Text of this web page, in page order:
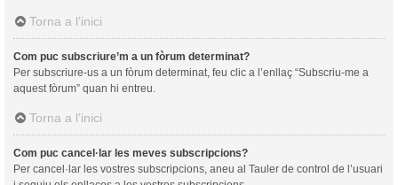
Torna a l’inici
Com puc subscriure’m a un fòrum determinat?
Per subscriure-us a un fòrum determinat, feu clic a l’enllaç “Subscriu-me a
aquest fòrum” quan hi entreu.
Torna a l’inici
Com puc cancel·lar les meves subscripcions?
Per cancel·lar les vostres subscripcions, aneu al Tauler de control de l’usuari